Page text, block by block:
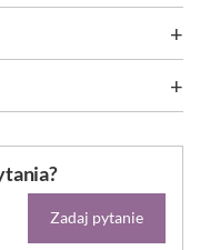
Zadaj pytanie